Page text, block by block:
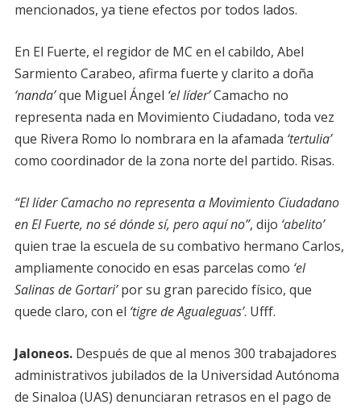
mencionados, ya tiene efectos por todos lados.
En El Fuerte, el regidor de MC en el cabildo, Abel
Sarmiento Carabeo, afirma fuerte y clarito a doña
‘nanda’que Miguel Ángel ‘el líder’Camacho no
representa nada en Movimiento Ciudadano, toda vez
que Rivera Romo lo nombrara en la afamada ‘tertulia’
como coordinador de la zona norte del partido. Risas.
“El líder Camacho no representa a Movimiento Ciudadano
en El Fuerte, no sé dónde sí, pero aquí no”, dijo ‘abelito’
quien trae la escuela de su combativo hermano Carlos,
ampliamente conocido en esas parcelas como ‘el
Salinas de Gortari’por su gran parecido físico, que
quede claro, con el ‘tigre de Agualeguas’. Ufff.
Jaloneos.Después de que al menos 300 trabajadores
administrativos jubilados de la Universidad Autónoma
de Sinaloa (UAS) denunciaran retrasos en el pago de